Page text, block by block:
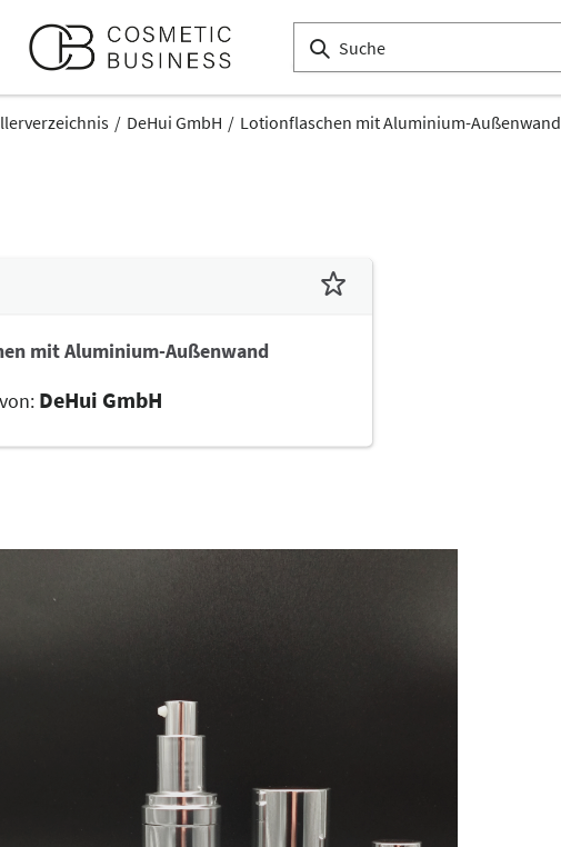
DeHui GmbH Lotionflaschen mit Aluminium-Außenwand
mit Aluminium-Außenwand
DeHui GmbH